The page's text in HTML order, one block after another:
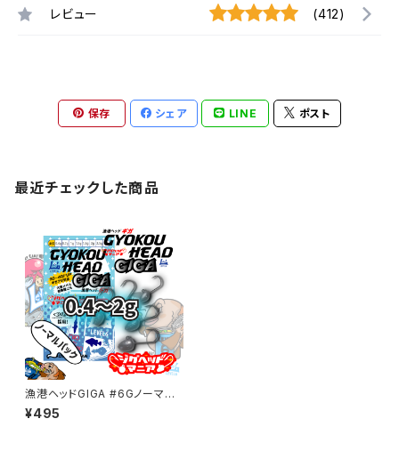
レビュー (412)
保存 シェア LINE ポスト
最近チェックした商品
漁港ヘッドGIGA #6Gノーマル
パック0.4～2g【JigHead Man
ia】
¥495